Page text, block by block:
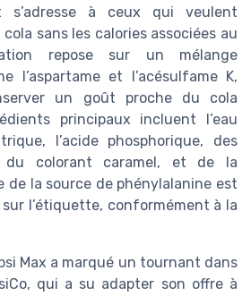
s’adresse à ceux qui veulent
sans les calories associées au
repose sur un mélange
l’aspartame et l’acésulfame K,
un goût proche du cola
principaux incluent l’eau
l’acide phosphorique, des
du colorant caramel, et de la
de la source de phénylalanine est
l’étiquette, conformément à la
Max a marqué un tournant dans
qui a su adapter son offre à